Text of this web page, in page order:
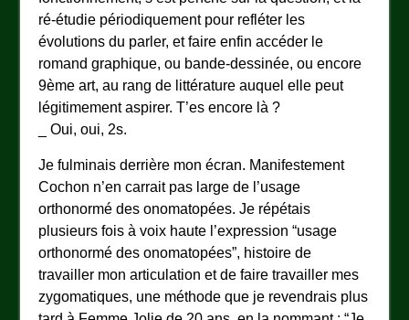
ré-étudie périodiquement pour refléter les
évolutions du parler, et faire enfin accéder le
romand graphique, ou bande-dessinée, ou encore
9ème art, au rang de littérature auquel elle peut
légitimement aspirer. T’es encore là ?
_ Oui, oui, 2s.
Je fulminais derrière mon écran. Manifestement
Cochon n’en carrait pas large de l’usage
orthonormé des onomatopées. Je répétais
plusieurs fois à voix haute l’expression “usage
orthonormé des onomatopées”, histoire de
travailler mon articulation et de faire travailler mes
zygomatiques, une méthode que je revendrais plus